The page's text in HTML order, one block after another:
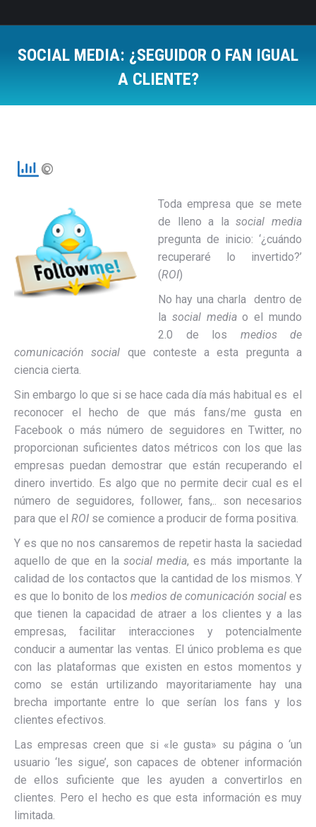
SOCIAL MEDIA: ¿SEGUIDOR O FAN IGUAL
A CLIENTE?
Toda empresa que se mete
de lleno a lasocial media
pregunta de inicio: ‘¿cuándo
recuperaré lo invertido?’
(ROI)
No hay una charla dentro de
la social mediao el mundo
2.0 de los medios de
comunicación social que conteste a esta pregunta a
ciencia cierta.
Sin embargo lo que si se hace cada día más habitual es el
reconocer el hecho de que más fans/me gusta en
Facebook o más número de seguidores en Twitter, no
proporcionan suficientes datos métricos con los que las
empresas puedan demostrar que están recuperando el
dinero invertido. Es algo que no permite decir cual es el
número de seguidores, follower, fans,.. son necesarios
para que el ROI se comience a producir de forma positiva.
Y es que no nos cansaremos de repetir hasta la saciedad
aquello de que en la social media, es más importante la
calidad de los contactos que la cantidad de los mismos. Y
es que lo bonito de los medios de comunicación social es
que tienen la capacidad de atraer a los clientes y a las
empresas, facilitar interacciones y potencialmente
conducir a aumentar las ventas. El único problema es que
con las plataformas que existen en estos momentos y
como se están urtilizando mayoritariamente hay una
brecha importante entre lo que serían los fans y los
clientes efectivos.
Las empresas creen que si «le gusta» su página o ‘un
usuario ‘les sigue’, son capaces de obtener información
de ellos suficiente que les ayuden a convertirlos en
clientes. Pero el hecho es que esta información es muy
limitada.